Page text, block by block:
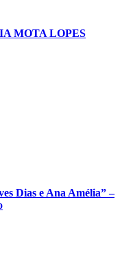
MOTA LOPES
Dias e Ana Amélia” –